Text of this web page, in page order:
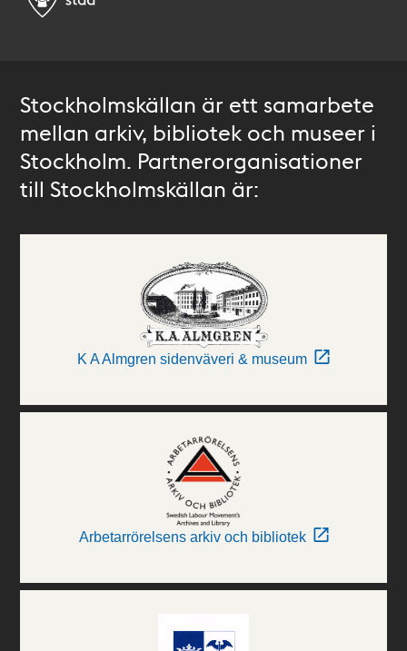
Stockholmskällan är ett samarbete
mellan arkiv, bibliotek och museer i
Stockholm. Partnerorganisationer
till Stockholmskällan är:
K A Almgren sidenväveri & museum
Arbetarrörelsens arkiv och bibliotek